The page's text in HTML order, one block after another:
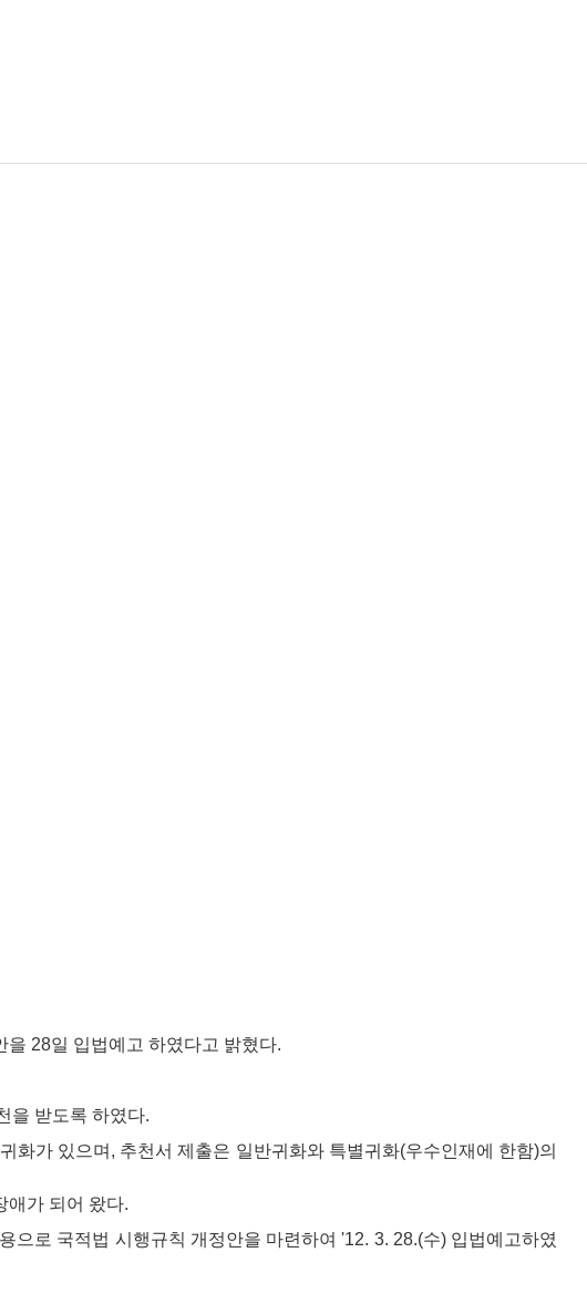
28일 입법예고 하였다고 밝혔다.
을 받도록 하였다.
가 있으며, 추천서 제출은 일반귀화와 특별귀화(우수인재에 한함)의
애가 되어 왔다.
로 국적법 시행규칙 개정안을 마련하여 '12. 3. 28.(수) 입법예고하였